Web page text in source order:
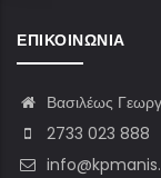
ΕΠΙΚΟΙΝΩΝΊΑ
Βασιλέως
2733 023 888